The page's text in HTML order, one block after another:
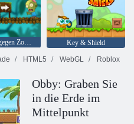
Ninja Kid gegen Zombies
Key & Shield
HTML5 WebGL Roblox
Obby: Graben Sie
in die Erde im
Mittelpunkt